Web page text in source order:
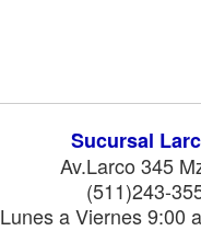
Sucursal
Av.Larco 345
(511)243-
Lunes a Viernes 9:00